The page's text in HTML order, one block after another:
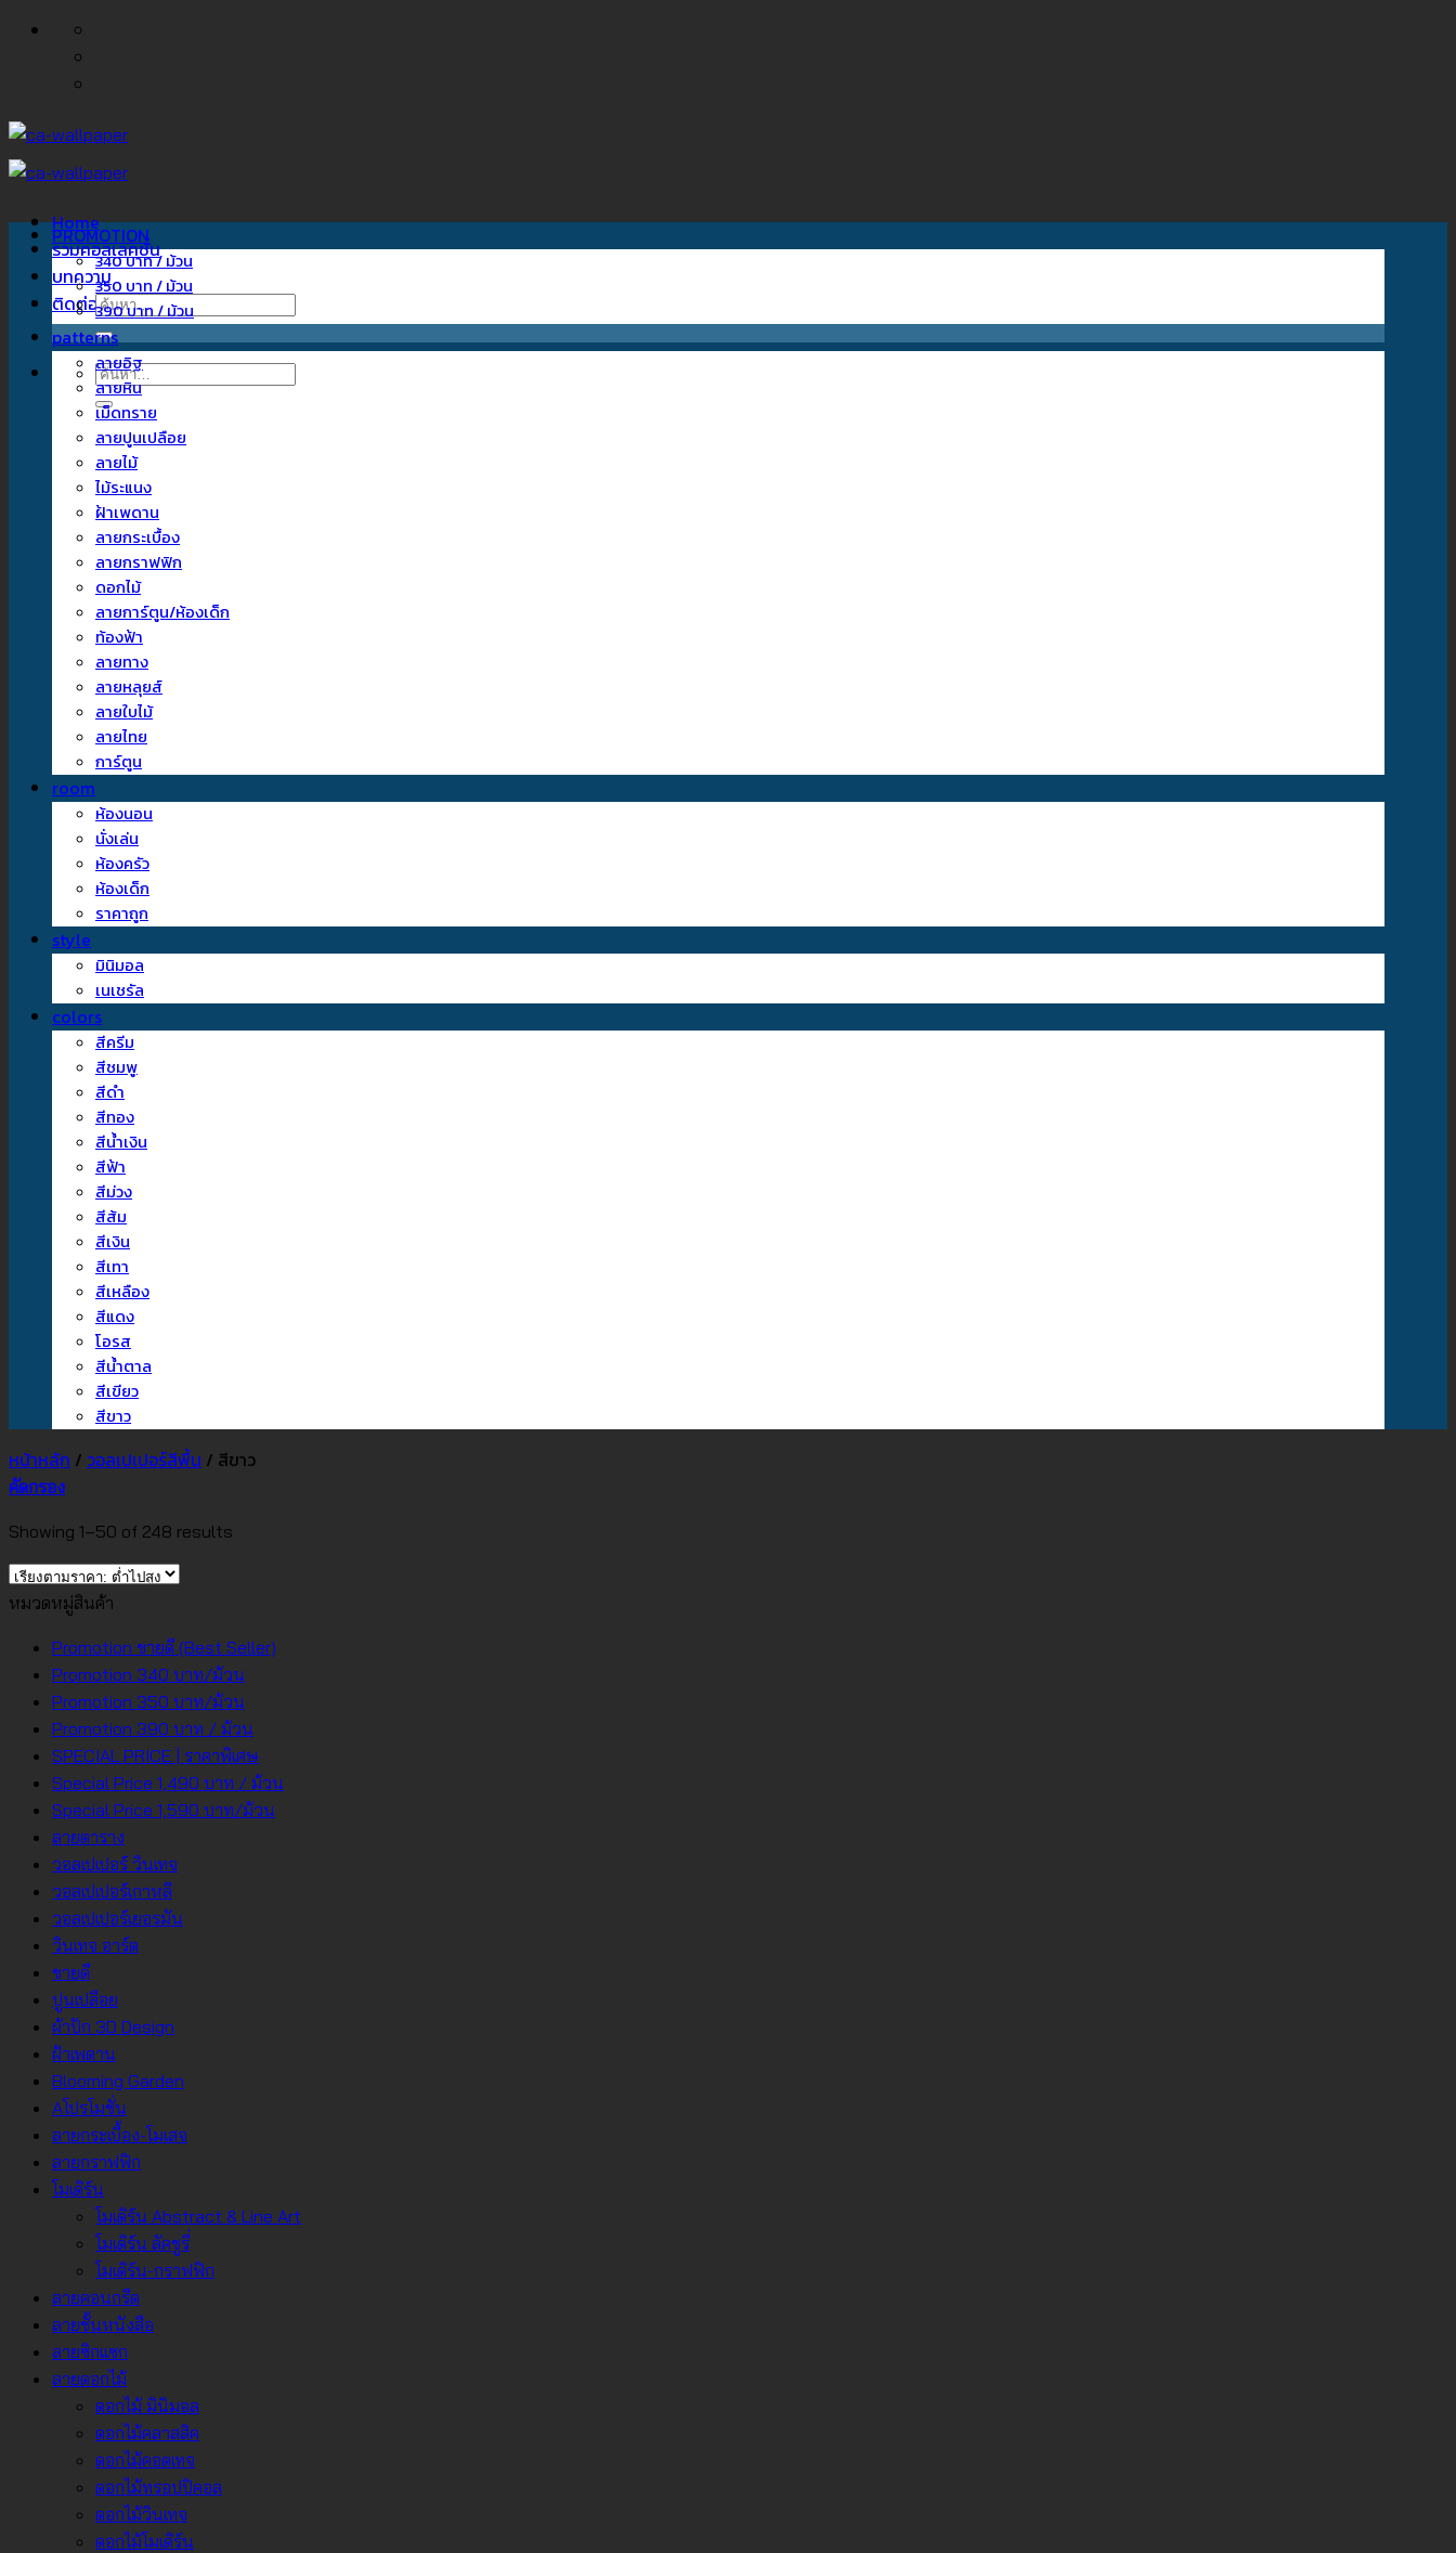
ข้าม
Home
รวมคอลเลคชั่น
บทความ
ติดต่อเรา
ค้นหา:
ค้นหา:
PROMOTION
340 บาท / ม้วน
350 บาท / ม้วน
390 บาท / ม้วน
patterns
ลายอิฐ
ลายหิน
เม็ดทราย
ลายปูนเปลือย
ลายไม้
ไม้ระแนง
ฝ้าเพดาน
ลายกระเบื้อง
ลายกราฟฟิก
ดอกไม้
ลายการ์ตูน/ห้องเด็ก
ท้องฟ้า
ลายทาง
ลายหลุยส์
ลายใบไม้
ลายไทย
การ์ตูน
room
ห้องนอน
นั่งเล่น
ห้องครัว
ห้องเด็ก
ราคาถูก
style
มินิมอล
เนเชรัล
colors
สีครีม
สีชมพู
สีดำ
สีทอง
สีน้ำเงิน
สีฟ้า
สีม่วง
สีส้ม
สีเงิน
สีเทา
สีเหลือง
สีแดง
โอรส
สีน้ำตาล
สีเขียว
สีขาว
หน้าหลัก / วอลเปเปอร์สีพื้น / สีขาว
คัดกรอง
Showing 1–50 of 248 results
to
high
หมวดหมู่สินค้า
Promotion ขายดี (Best Seller)
Promotion 340 บาท/ม้วน
Promotion 350 บาท/ม้วน
Promotion 390 บาท / ม้วน
SPECIAL PRICE | ราคาพิเศษ
Special Price 1,490 บาท / ม้วน
Special Price 1,590 บาท/ม้วน
ลายตาราง
วอลเปเปอร์ วินเทจ
วอลเปเปอร์เกาหลี
วอลเปเปอร์เยอรมัน
วินเทจ อาร์ต
ขายดี
ปูนเปลือย
ผ้าปัก 3D Design
ฝ้าเพดาน
Blooming Garden
Aโปรโมชั่น
ลายกระเบื้อง-โมเสจ
ลายกราฟฟิก
โมเดิร์น
โมเดิร์น Abstract & Line Art
โมเดิร์น ลัคชูรี่
โมเดิร์น-กราฟฟิก
ลายคอนกรีต
ลายชั้นหนังสือ
ลายซิกแซก
ลายดอกไม้
ดอกไม้ มินิมอล
ดอกไม้คลาสสิค
ดอกไม้คอตเทจ
ดอกไม้ทรอปปิคอล
ดอกไม้วินเทจ
ดอกไม้โมเดิร์น